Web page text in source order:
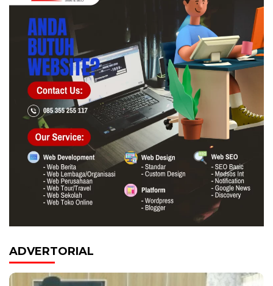
ADVERTORIAL